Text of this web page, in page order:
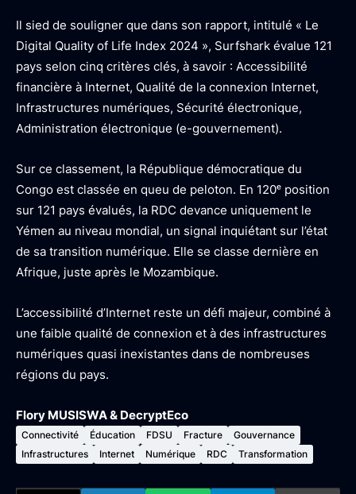
Il sied de souligner que dans son rapport, intitulé « Le
Digital Quality of Life Index 2024 », Surfshark évalue 121
pays selon cinq critères clés, à savoir : Accessibilité
financière à Internet, Qualité de la connexion Internet,
Infrastructures numériques, Sécurité électronique,
Administration électronique (e-gouvernement).
Sur ce classement, la République démocratique du
Congo est classée en queu de peloton. En 120ᵉ position
sur 121 pays évalués, la RDC devance uniquement le
Yémen au niveau mondial, un signal inquiétant sur l’état
de sa transition numérique. Elle se classe dernière en
Afrique, juste après le Mozambique.
L’accessibilité d’Internet reste un défi majeur, combiné à
une faible qualité de connexion et à des infrastructures
numériques quasi inexistantes dans de nombreuses
régions du pays.
Flory MUSISWA & DecryptEco
Connectivité Éducation FDSU Fracture
Gouvernance
Infrastructures
Internet Numérique RDC Transformation